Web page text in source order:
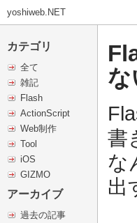
yoshiweb.NET
カテゴリ
全て
雑記
Flash
ActionScript
Web制作
Tool
iOS
GIZMO
アーカイブ
過去の記事
な
書
な
出